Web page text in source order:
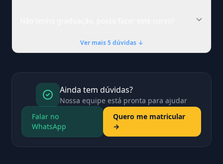
Ver mais 5 dúvidas ↓
Ainda tem dúvidas?
Nossa equipe está pronta para ajudar
Falar no
WhatsApp
Quero me matricular
→